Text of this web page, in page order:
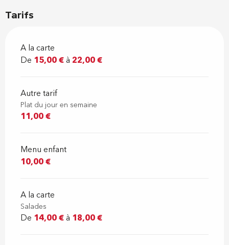
Tarifs
A la carte
De 15,00 €à 22,00 €
Autre tarif
Plat du jour en semaine
11,00 €
Menu enfant
10,00 €
A la carte
Salades
De 14,00 €à 18,00 €